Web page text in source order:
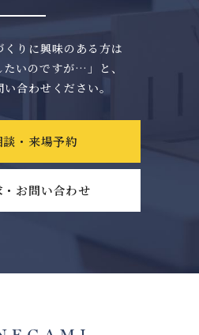
りに興味のある方は
たいのですが…」と、
合わせください。
・来場予約
お問い合わせ